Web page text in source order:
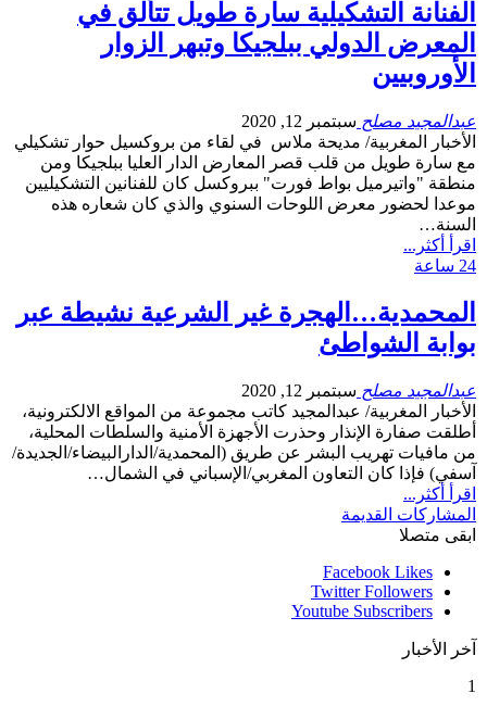
الفنانة التشكيلية سارة طويل تتألق في
المعرض الدولي ببلجيكا وتبهر الزوار
الأوروبيين
عبدالمجيد مصلح سبتمبر 12, 2020
الأخبار المغربية/ مديحة ملاس في لقاء من بروكسيل حوار تشكيلي
مع سارة طويل من قلب قصر المعارض الدار العليا ببلجيكا ومن
منطقة "واتيرميل بواط فورت" ببروكسل كان للفنانين التشكيليين
موعدا لحضور معرض اللوحات السنوي والذي كان شعاره هذه
السنة…
اقرأ أكثر...
24 ساعة
المحمدية…الهجرة غير الشرعية نشيطة عبر
بوابة الشواطئ
عبدالمجيد مصلح سبتمبر 12, 2020
الأخبار المغربية/ عبدالمجيد كاتب مجموعة من المواقع الالكترونية،
أطلقت صفارة الإنذار وحذرت الأجهزة الأمنية والسلطات المحلية،
من مافيات تهريب البشر عن طريق (المحمدية/الدارالبيضاء/الجديدة/
آسفي) فإذا كان التعاون المغربي/الإسباني في الشمال…
اقرأ أكثر...
المشاركات القديمة
ابقى متصلا
Facebook Likes
Twitter Followers
Youtube Subscribers
آخر الأخبار
1